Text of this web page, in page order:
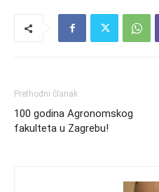
Prethodni članak
100 godina Agronomskog
fakulteta u Zagrebu!